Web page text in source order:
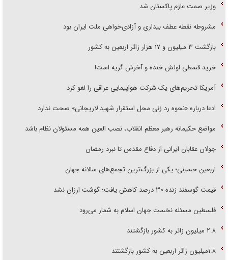
وزیر صمت عازم پاکستان شد
مشروطه نقطه عطف بیداری و آزادی‌خواهی ملت ایران بود
بازگشت ۳ میلیون و ۱۷ هزار زائر اربعین به کشور
خرید قسطی اولش خنده و آخرش گریه است!
آمریکا تحریم‌های یک شرکت هواپیمایی عراقی را لغو کرد
ادعا درباره «نحوه رد زنی محل استقرار شهید لاریجانی» صحت ندارد
مواضع حکیمانه رهبر معظم انقلاب، نصب العین همه مسئولان نظام باشد
جولان عقابان ایرانی از دفاع مقدس تا نبرد رمضان
اربعین حسینی؛ یکی از بزرگ‌ترین تجمع‌های سالانه جهان
قیمت گوسفند زنده ۳۰ درصد کاهش یافت؛ گوشت ارزان نشد
فلسطین مسئله نخست جهان اسلام به شمار می‌رود
۲.۸ میلیون زائر به کشور بازگشتند
۱.۸میلیون زائر اربعین به کشور بازگشتند